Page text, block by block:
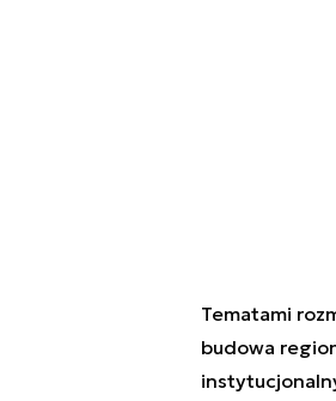
Tematami
budowa